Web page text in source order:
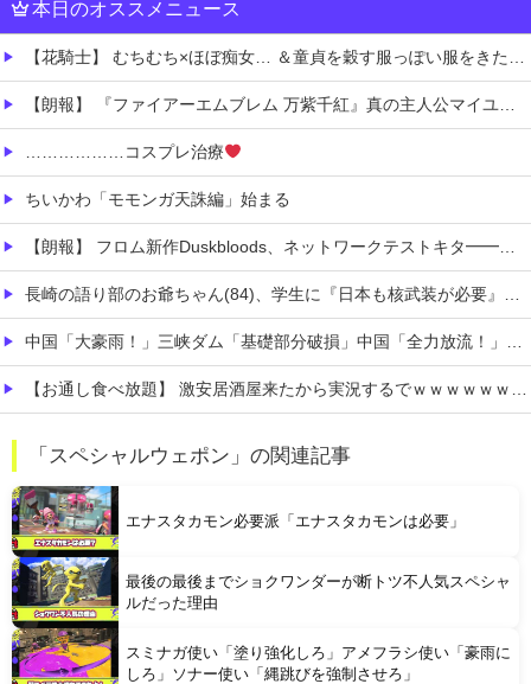
本日のオススメニュース
【花騎士】 むちむち×ほぼ痴女… ＆童貞を穀す服っぽい服をきたホウオウボクへの反応！！！
【朗報】 『ファイアーエムブレム 万紫千紅』真の主人公マイユニはキャラメイクが可能
………………コスプレ治療
ちいかわ「モモンガ天誅編」始まる
【朗報】 フロム新作Duskbloods、ネットワークテストキタ━━━━(゜∀゜)━━━━!!
長崎の語り部のお爺ちゃん(84)、学生に『日本も核武装が必要』と言われびっくり
中国「大豪雨！」三峡ダム「基礎部分破損」中国「全力放流！」台風13号「中国上陸予測」台風15号「中国接近（画像」中国「台風同時上陸！（穀物生産が壊滅危機」→
【お通し食べ放題】 激安居酒屋来たから実況するでｗｗｗｗｗｗｗｗ（画像あり）
お高いテント、盗まれそうで怖くない？
Powered by livedoor 相互RSS
「スペシャルウェポン」の関連記事
エナスタカモン必要派「エナスタカモンは必要」
最後の最後までショクワンダーが断トツ不人気スペシャ
ルだった理由
スミナガ使い「塗り強化しろ」アメフラシ使い「豪雨に
しろ」ソナー使い「縄跳びを強制させろ」